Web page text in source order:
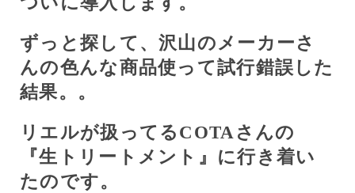
ずっと探して、沢山のメーカーさ
んの色んな商品使って試行錯誤した
結果。。
リエルが扱ってる COTA さんの
『生トリートメント』に行き着い
たのです。